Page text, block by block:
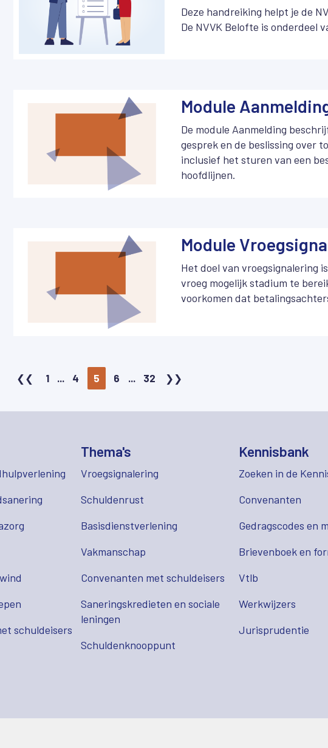
Deze handreiking helpt je de
De NVVK Belofte is onderdeel
Module
De module Aanmelding
gesprek en de beslissing over
inclusief het sturen van een
hoofdlijnen.
Module
Het doel van vroegsignalering
vroeg mogelijk stadium te
voorkomen dat
1 ... 4 5 6 ... 32
schuldeisers
Thema's
Vroegsignalering
Schuldenrust
Basisdienstverlening
Vakmanschap
Convenanten met schuldeisers
Saneringskredieten en sociale
leningen
Schuldenknooppunt
Kennisbank
Zoeken in de
Convenanten
Gedragscodes en
Brievenboek en
Vtlb
Werkwijzers
Jurisprudentie